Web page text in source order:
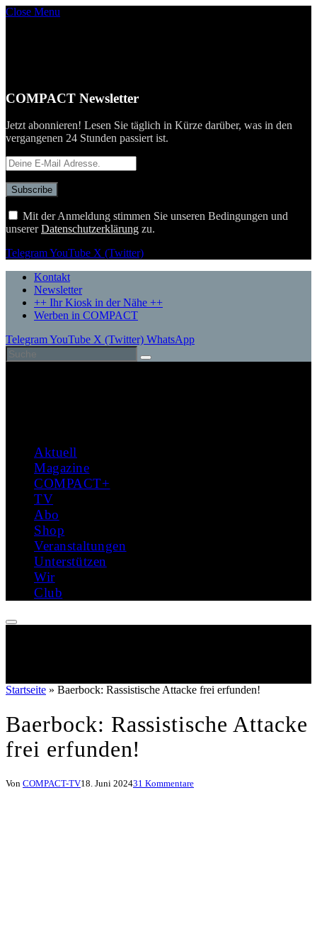
Close Menu
COMPACT Newsletter
Jetzt abonnieren! Lesen Sie täglich in Kürze darüber, was in den
vergangenen 24 Stunden passiert ist.
Mit der Anmeldung stimmen Sie unseren Bedingungen und
unsererDatenschutzerklärung zu.
TelegramYouTube X (Twitter)
Kontakt
Newsletter
++ Ihr Kiosk in der Nähe ++
Werben in COMPACT
TelegramYouTube X (Twitter) WhatsApp
Aktuell
Magazine
COMPACT+
TV
Abo
Shop
Veranstaltungen
Unterstützen
Wir
Club
Startseite » Baerbock: Rassistische Attacke frei erfunden!
Baerbock: Rassistische Attacke
frei erfunden!
Von COMPACT-TV18. Juni 202431 Kommentare